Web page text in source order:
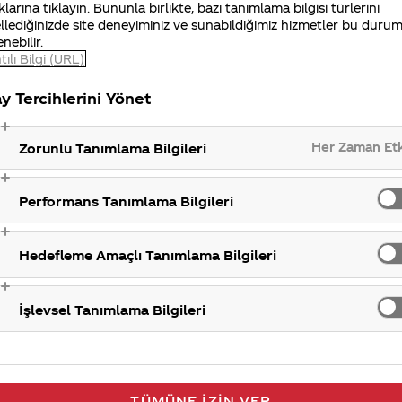
tarzıdır. Tüm gıda ve içecekler gibi, kalorili
aldıkları kalori miktarını azaltmak istiyorlar. Bu
veya şekersiz ve kalorisiz lezzetli birçok içecek
ve Sprite Şekersiz. Bununla birlikte birçok
için anlamlı seçimler yapabilmeleri için bütün
bilgiler sağlıyoruz.
danışmanızı tavsiye ederiz.
tıklayın. Bununla birlikte, bazı tanımlama bilgisi türlerini
site deneyiminiz ve sunabildiğimiz hizmetler bu
Bilgi (URL)
Tercihlerini Yönet
Zorunlu Tanımlama Bilgileri Her Zaman
Performans Tanımlama Bilgileri
Hedefleme Amaçlı Tanımlama Bilgileri
İşlevsel Tanımlama Bilgileri